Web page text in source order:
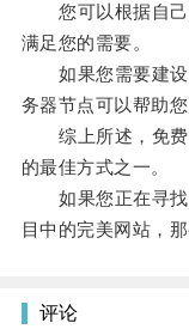
您可以根据自己
满足您的需要。
如果您需要建设
务器节点可以帮助
综上所述，免费
的最佳方式之一。
如果您正在寻找
目中的完美网站，
评论